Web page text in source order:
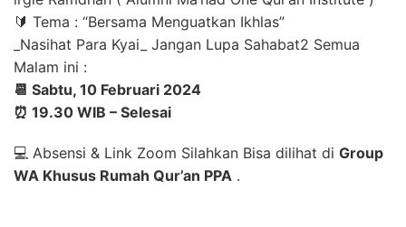
🔰 Tema : “Bersama Menguatkan Ikhlas”
_Nasihat Para Kyai_ Jangan Lupa Sahabat2 Semua
Malam ini :
📆 Sabtu, 10 Februari 2024
⏰ 19.30 WIB – Selesai
💻 Absensi & Link Zoom Silahkan Bisa dilihat di Group
WA Khusus Rumah Qur’an PPA .